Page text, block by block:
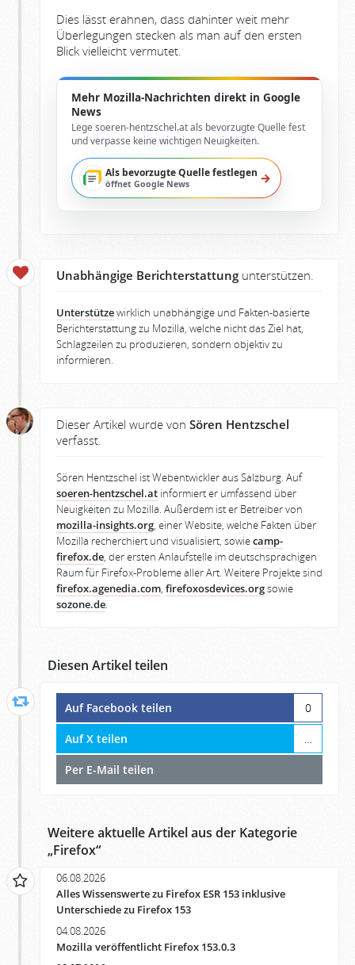
Dies lässt erahnen, dass dahinter weit mehr
Überlegungen stecken als man auf den ersten
Blick vielleicht vermutet.
Mehr Mozilla-Nachrichten direkt in Google
News
Lege soeren-hentzschel.at als bevorzugte Quelle fest
und verpasse keine wichtigen Neuigkeiten.
Als bevorzugte Quelle festlegen
öffnet Google News →
Unabhängige Berichterstattung unterstützen.
Unterstützewirklich unabhängige und Fakten-basierte
Berichterstattung zu Mozilla, welche nicht das Ziel hat,
Schlagzeilen zu produzieren, sondern objektiv zu
informieren.
Dieser Artikel wurde von Sören Hentzschel
verfasst.
Sören Hentzschel ist Webentwickler aus Salzburg. Auf
soeren-hentzschel.at informiert er umfassend über
Neuigkeiten zu Mozilla. Außerdem ist er Betreiber von
mozilla-insights.org, einer Website, welche Fakten über
Mozilla recherchiert und visualisiert, sowiecamp-
firefox.de, der ersten Anlaufstelle im deutschsprachigen
Raum für Firefox-Probleme aller Art. Weitere Projekte sind
firefox.agenedia.com, firefoxosdevices.orgsowie
sozone.de.
Diesen Artikel teilen
Auf Facebook teilen 0
Auf X teilen
Per E-Mail teilen
Weitere aktuelle Artikel aus der Kategorie
„Firefox“
06.08.2026
Alles Wissenswerte zu Firefox ESR 153 inklusive
Unterschiede zu Firefox 153
04.08.2026
Mozilla veröffentlicht Firefox 153.0.3